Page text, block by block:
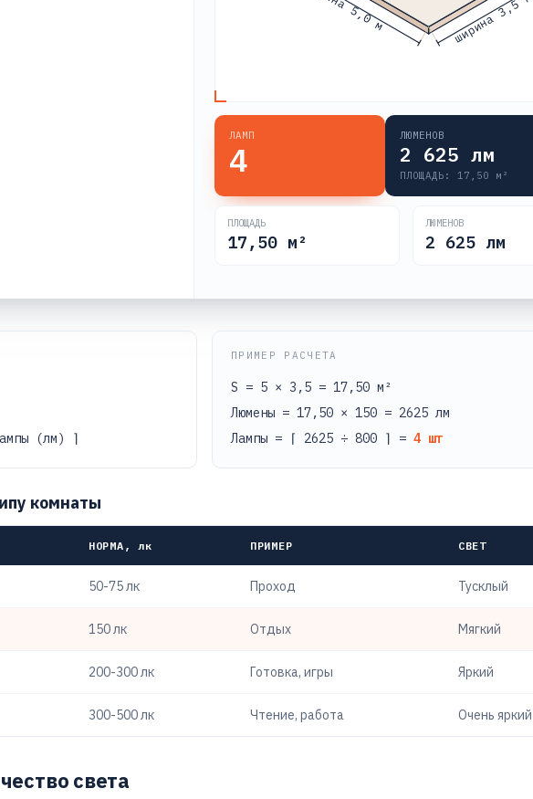
ширина 3,5 м
ЛАМП
4
ЛЮМЕНОВ
2 625 лм
ПЛОЩАДЬ: 17,50 м²
ПЛОЩАДЬ
17,50м²
ЛЮМЕНОВ
2 625лм
(лм) ⌉
ПРИМЕР РАСЧЕТА
S = 5 × 3,5 = 17,50 м²
Люмены = 17,50 × 150 = 2625 лм
Лампы = ⌈ 2625 ÷ 800 ⌉ = 4 шт
комнаты
НОРМА, лк ПРИМЕР СВЕТ
50-75 лк Проход Тусклый
150 лк Отдых Мягкий
200-300 лк Готовка, игры Яркий
300-500 лк Чтение, работа Очень яркий
света